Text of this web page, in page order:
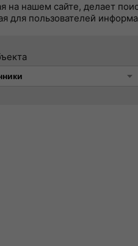
на нашем сайте, делает
для пользователей